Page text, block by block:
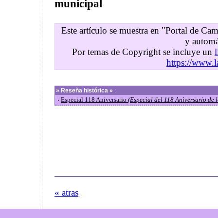
municipal
Este artículo se muestra en "Portal de
y
Por temas de Copyright se incluye un
https://
» Reseña histórica » :
› Especial 118 Aniversario (Especial del 118 Aniversario de
« atras